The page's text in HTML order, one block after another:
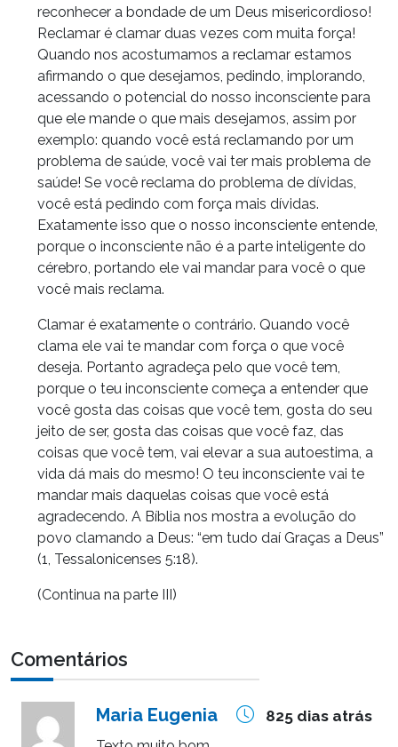
reconhecer a bondade de um Deus misericordioso!
Reclamar é clamar duas vezes com muita força!
Quando nos acostumamos a reclamar estamos
afirmando o que desejamos, pedindo, implorando,
acessando o potencial do nosso inconsciente para
que ele mande o que mais desejamos, assim por
exemplo: quando você está reclamando por um
problema de saúde, você vai ter mais problema de
saúde! Se você reclama do problema de dívidas,
você está pedindo com força mais dívidas.
Exatamente isso que o nosso inconsciente entende,
porque o inconsciente não é a parte inteligente do
cérebro, portando ele vai mandar para você o que
você mais reclama.
Clamar é exatamente o contrário. Quando você
clama ele vai te mandar com força o que você
deseja. Portanto agradeça pelo que você tem,
porque o teu inconsciente começa a entender que
você gosta das coisas que você tem, gosta do seu
jeito de ser, gosta das coisas que você faz, das
coisas que você tem, vai elevar a sua autoestima, a
vida dá mais do mesmo! O teu inconsciente vai te
mandar mais daquelas coisas que você está
agradecendo. A Bíblia nos mostra a evolução do
povo clamando a Deus: “em tudo daí Graças a Deus”
(1, Tessalonicenses 5:18).
(Continua na parte III)
Comentários
Maria Eugenia 825 dias atrás